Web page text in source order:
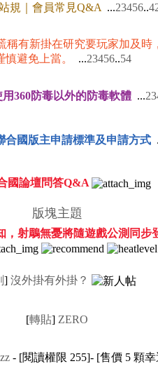
規｜會員常見Q&A ...23456..
稱有新掛在研究要玩家加及時
慎避免上當。
...23456..54
360防毒以外的防毒軟體 ...23
合國版主申請標準及申請方式
國論壇問答Q&A
版塊主題
，射鵰無憂將隨遊戲公測同步
] 沒外掛有外掛？
[轉貼] ZERO
- [閱讀權限 255]- [售價 5 顆